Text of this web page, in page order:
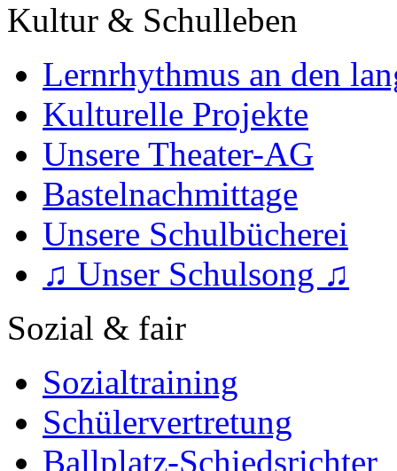
Kultur & Schulleben
Lernrhythmus an den
Kulturelle Projekte
Unsere Theater-AG
Bastelnachmittage
Unsere Schulbücherei
♫ Unser Schulsong ♫
Sozial & fair
Sozialtraining
Schülervertretung
Ballplatz-Schiedsrichter